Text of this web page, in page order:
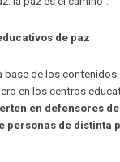
de paz
base de los contenidos
en los centros
en defensores de
personas de distinta